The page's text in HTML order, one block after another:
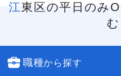
江東区の平日のみOKの求人を絞り込
む
職種から探す